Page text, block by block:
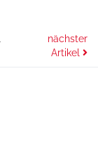
nächster
Artikel